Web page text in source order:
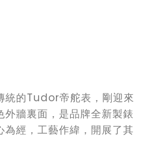
統的Tudor帝舵表，剛迎來
外牆裏面，是品牌全新製錶
為經，工藝作緯，開展了其